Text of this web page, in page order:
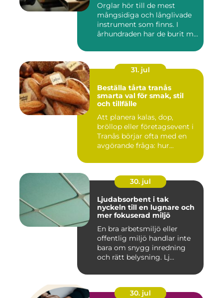
Orglar hör till de mest
mångsidiga och långlivade
instrument som finns. I
århundraden har de burit m...
31. jul
Beställa tårta tranås
smarta val för smak, stil
och tillfälle
Att planera kalas, dop,
bröllop eller företagsevent i
Tranås börjar ofta med en
avgörande fråga: hur...
30. jul
Ljudabsorbent i tak
nyckeln till en lugnare och
mer fokuserad miljö
En bra arbetsmiljö eller
offentlig miljö handlar inte
bara om snygg inredning
och rätt belysning. Lj...
30. jul